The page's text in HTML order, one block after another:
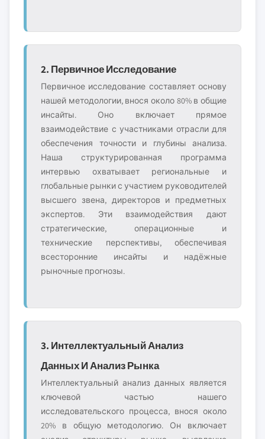
2. Первичное Исследование
Первичное исследование составляет основу
нашей методологии, внося около 80% в общие
инсайты. Оно включает прямое
взаимодействие с участниками отрасли для
обеспечения точности и глубины анализа.
Наша структурированная программа
интервью охватывает региональные и
глобальные рынки с участием руководителей
высшего звена, директоров и предметных
экспертов. Эти взаимодействия дают
стратегические, операционные и
технические перспективы, обеспечивая
всесторонние инсайты и надёжные
рыночные прогнозы.
3. Интеллектуальный Анализ
Данных И Анализ Рынка
Интеллектуальный анализ данных является
ключевой частью нашего
исследовательского процесса, внося около
20% в общую методологию. Он включает